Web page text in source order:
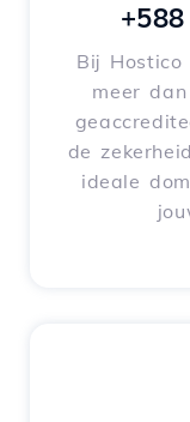
Bij
meer
de
ideale